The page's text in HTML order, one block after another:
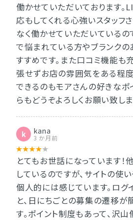
働かせていただいております。
応もしてくれる心強いスタッフ
なく働かせていただいているの
で悩まれている方やブランク
すすめです。また口コミ機能も
張せずお店の雰囲気をある程
できるのもモアさんの好きなポ
らもどうぞよろしくお願い致しま
k kana
3 か月前
とてもお世話になっています
しているのですが、サイトの使
個人的には感じています。ロ
と、日にちごとの募集の遷移が
す。ポイント制度もあって、沢